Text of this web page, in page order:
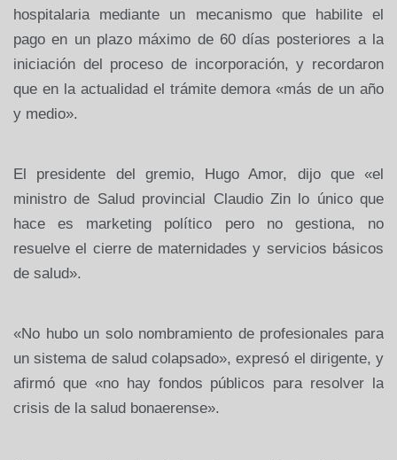
hospitalaria mediante un mecanismo que habilite el
pago en un plazo máximo de 60 días posteriores a la
iniciación del proceso de incorporación, y recordaron
que en la actualidad el trámite demora «más de un año
y medio».
El presidente del gremio, Hugo Amor, dijo que «el
ministro de Salud provincial Claudio Zin lo único que
hace es marketing político pero no gestiona, no
resuelve el cierre de maternidades y servicios básicos
de salud».
«No hubo un solo nombramiento de profesionales para
un sistema de salud colapsado», expresó el dirigente, y
afirmó que «no hay fondos públicos para resolver la
crisis de la salud bonaerense».